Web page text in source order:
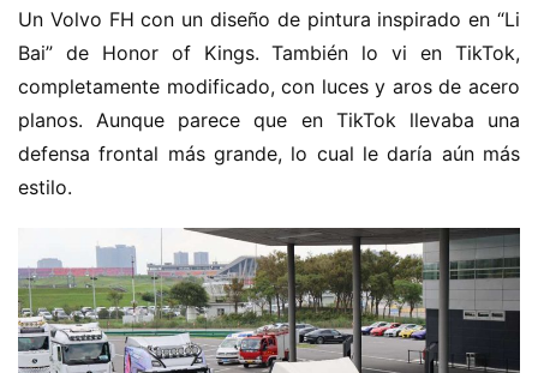
Un Volvo FH con un diseño de pintura inspirado en “Li
Bai” de Honor of Kings. También lo vi en TikTok,
completamente modificado, con luces y aros de acero
planos. Aunque parece que en TikTok llevaba una
defensa frontal más grande, lo cual le daría aún más
estilo.